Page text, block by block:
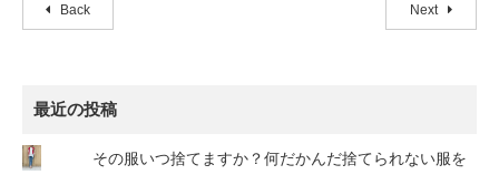
Back Next
最近の投稿
その服いつ捨てますか？何だかんだ捨てられない服を